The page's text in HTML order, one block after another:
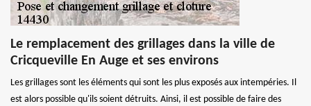
Le remplacement des grillages dans la ville de
Cricqueville En Auge et ses environs
Les grillages sont les éléments qui sont les plus exposés aux intempéries. Il
est alors possible qu'ils soient détruits. Ainsi, il est possible de faire des